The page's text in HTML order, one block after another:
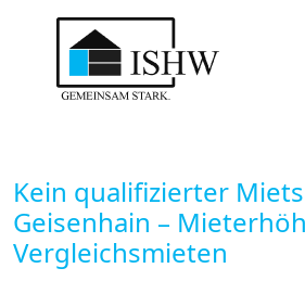
Kein qualifizierter
Geisenhain –
Vergleichsmieten